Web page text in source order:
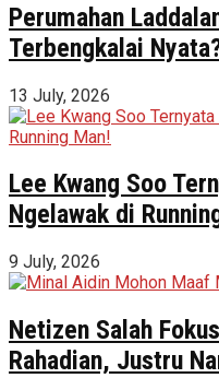
Perumahan
Terbengkalai
13 July, 2026
Lee Kwang Soo
Ngelawak di
9 July, 2026
Netizen Salah
Rahadian, Justru